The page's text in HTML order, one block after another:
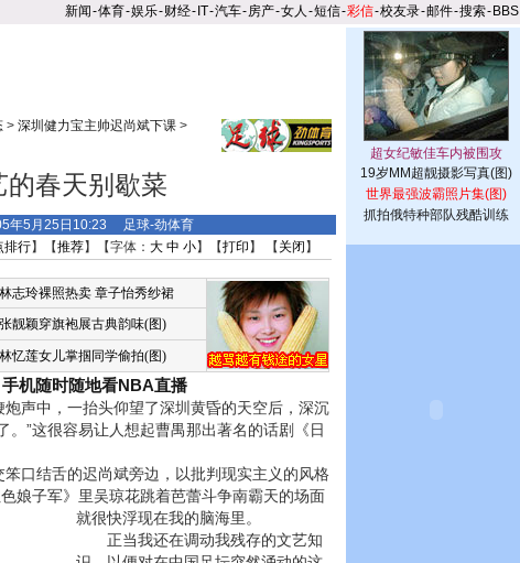
新闻-体育-娱乐-财经- IT-汽车-房产-女人 -短信-彩信-校友录-邮件-搜索- BBS
> 深圳健力宝主帅迟尚斌下课>
春天别歇菜
5月25日10:23 足球-劲体育
排行】【推荐】【字体： 大 中 小】【打印 】 【 关闭 】
林志玲裸照热卖 章子怡秀纱裙
张靓颖穿旗袍展古典韵味(图)
林忆莲女儿掌掴同学偷拍(图)
手机随时随地看NBA直播
中，一抬头仰望了深圳黄昏的天空后，深沉
”这很容易让人想起曹禺那出著名的话剧《日
结舌的迟尚斌旁边，以批判现实主义的风格
娘子军》里吴琼花跳着芭蕾斗争南霸天的场面
就很快浮现在我的脑海里。
正当我还在调动我残存的文艺知
19岁MM超靓摄影写真(图)
世界最强波霸照片集(图)
抓拍俄特种部队残酷训练